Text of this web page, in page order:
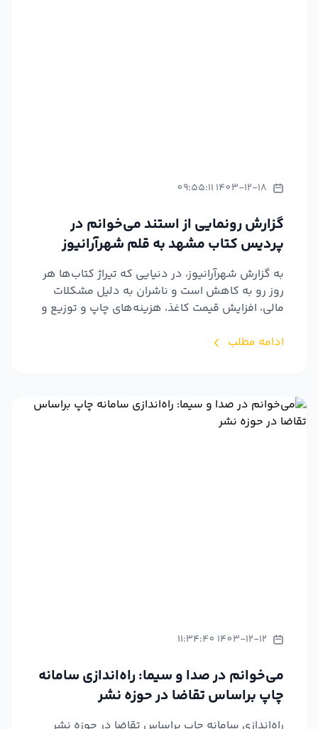
1403-12-18 09:55:11
گزارش رونمایی از استند می‌خوانم در
پردیس کتاب مشهد به قلم شهرآرانیوز
به گزارش شهرآرانیوز، در دنیایی که تیراژ کتاب‌ها هر
روز رو به کاهش است و ناشران به دلیل مشکلات
مالی، افزایش قیمت کاغذ، هزینه‌های چاپ و توزیع و
ادامه مطلب
1403-12-12 11:34:40
می‌خوانم در صدا و سیما: راه‌اندازی سامانه
چاپ براساس تقاضا در حوزه نشر